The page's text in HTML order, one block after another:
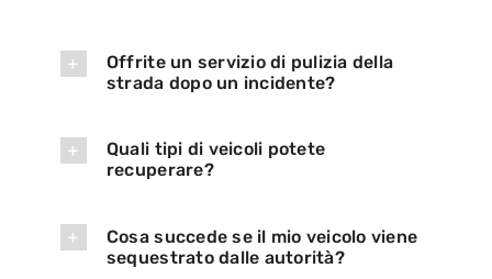
Offrite un servizio di pulizia della
strada dopo un incidente?
Quali tipi di veicoli potete
recuperare?
Cosa succede se il mio veicolo viene
sequestrato dalle autorità?